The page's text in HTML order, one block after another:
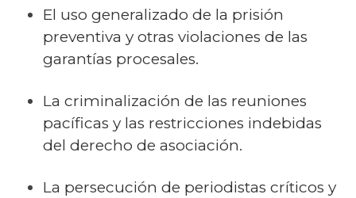
El uso generalizado de la prisión
preventiva y otras violaciones de las
garantías procesales.
La criminalización de las reuniones
pacíficas y las restricciones indebidas
del derecho de asociación.
La persecución de periodistas críticos y